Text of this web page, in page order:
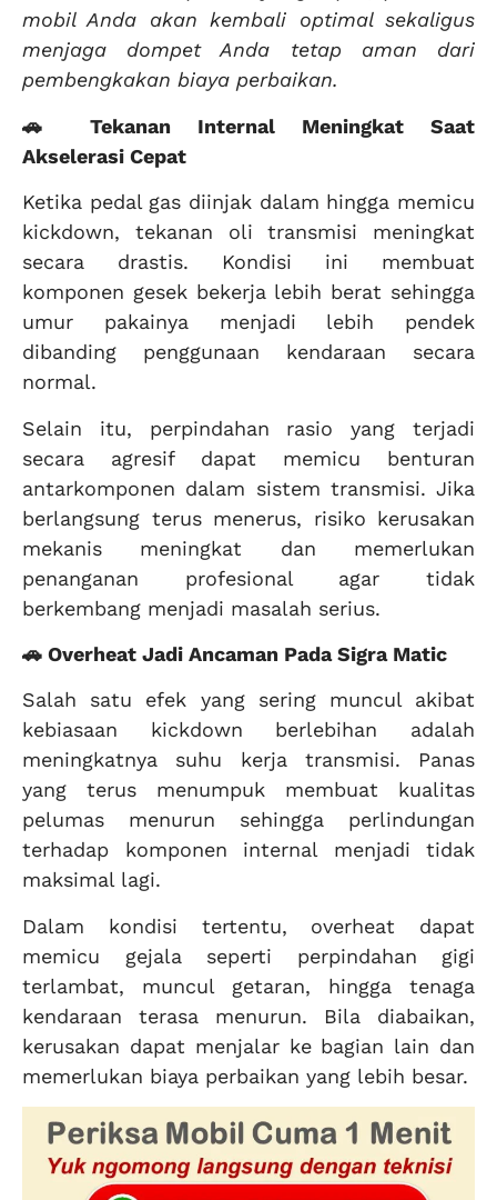
mobil Anda akan kembali optimal sekaligus
menjaga dompet Anda tetap aman dari
pembengkakan biaya perbaikan.
🚗 Tekanan Internal Meningkat Saat
Akselerasi Cepat
Ketika pedal gas diinjak dalam hingga memicu
kickdown, tekanan oli transmisi meningkat
secara drastis. Kondisi ini membuat
komponen gesek bekerja lebih berat sehingga
umur pakainya menjadi lebih pendek
dibanding penggunaan kendaraan secara
normal.
Selain itu, perpindahan rasio yang terjadi
secara agresif dapat memicu benturan
antarkomponen dalam sistem transmisi. Jika
berlangsung terus menerus, risiko kerusakan
mekanis meningkat dan memerlukan
penanganan profesional agar tidak
berkembang menjadi masalah serius.
🚗 Overheat Jadi Ancaman Pada Sigra Matic
Salah satu efek yang sering muncul akibat
kebiasaan kickdown berlebihan adalah
meningkatnya suhu kerja transmisi. Panas
yang terus menumpuk membuat kualitas
pelumas menurun sehingga perlindungan
terhadap komponen internal menjadi tidak
maksimal lagi.
Dalam kondisi tertentu, overheat dapat
memicu gejala seperti perpindahan gigi
terlambat, muncul getaran, hingga tenaga
kendaraan terasa menurun. Bila diabaikan,
kerusakan dapat menjalar ke bagian lain dan
memerlukan biaya perbaikan yang lebih besar.